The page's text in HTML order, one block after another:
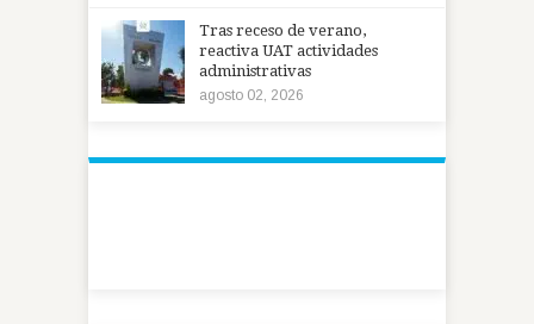
Tras receso de verano,
reactiva UAT actividades
administrativas
agosto 02, 2026